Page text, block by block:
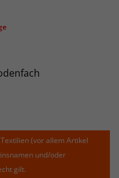
(vor allem Artikel
und/oder
gilt.